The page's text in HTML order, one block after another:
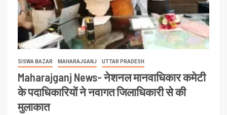
SISWA BAZAR MAHARAJGANJ UTTAR PRADESH
Maharajganj News- नेशनल मानवाधिकार कमेटी
के पदाधिकारियों ने नवागत जिलाधिकारी से की
मुलाकात